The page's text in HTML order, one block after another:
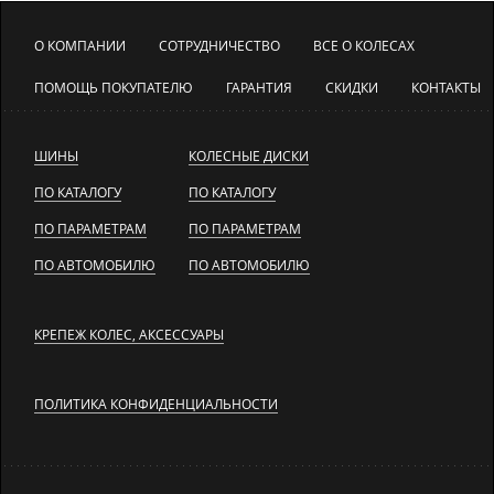
О КОМПАНИИ СОТРУДНИЧЕСТВО ВСЕ О КОЛЕСАХ
ПОМОЩЬ ПОКУПАТЕЛЮ ГАРАНТИЯ СКИДКИ КОНТАКТЫ
ШИНЫ
ПО КАТАЛОГУ
ПО ПАРАМЕТРАМ
ПО АВТОМОБИЛЮ
КОЛЕСНЫЕ ДИСКИ
ПО КАТАЛОГУ
ПО ПАРАМЕТРАМ
ПО АВТОМОБИЛЮ
КРЕПЕЖ КОЛЕС, АКСЕССУАРЫ
ПОЛИТИКА КОНФИДЕНЦИАЛЬНОСТИ